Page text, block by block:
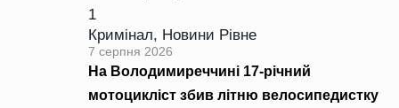
1
Кримінал, Новини Рівне
7 серпня 2026
На Володимиреччині 17-річний
мотоцикліст збив літню велосипедистку